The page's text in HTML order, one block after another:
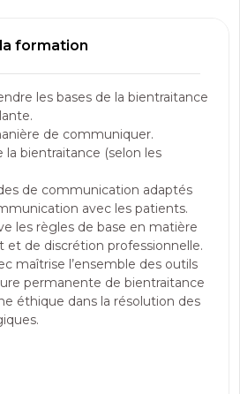
formation
les bases de la bientraitance
de communiquer.
bientraitance (selon les
de communication adaptés
avec les patients.
les règles de base en matière
et de discrétion professionnelle.
maîtrise l’ensemble des outils
permanente de bientraitance
éthique dans la résolution des